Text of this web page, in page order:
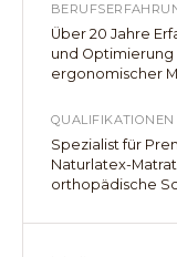
Über 20 Jahre
und
ergonomischer
QUALIFIKATIONEN
Spezialist für
Naturlatex-
orthopädische